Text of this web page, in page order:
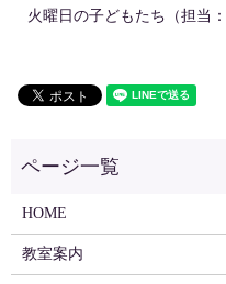
火曜日の子どもたち（担当：
HOME
教室案内